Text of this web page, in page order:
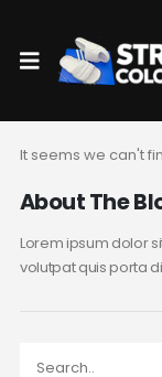
It seems we can't
About The
Lorem ipsum dolor
volutpat quis porta